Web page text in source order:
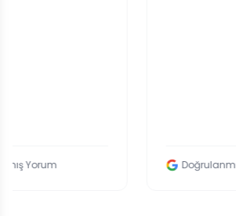
Doğrulanmış Yorum